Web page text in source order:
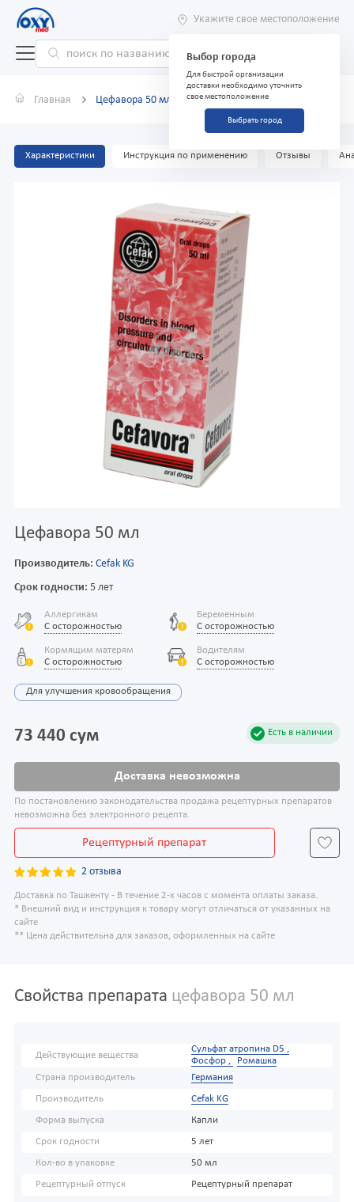
Укажите свое местоположение
Выбор города
Для быстрой организации
доставки необходимо уточнить
свое местоположение
Выбрать город
Главная Цефавора 50 мл
Характеристики Инструкция по применению Отзывы
Цефавора 50 мл
Производитель: Cefak KG
Срок годности: 5 лет
Аллергикам
С осторожностью
Беременным
С осторожностью
Кормящим матерям
С осторожностью
Водителям
С осторожностью
Для улучшения кровообращения
Есть в наличии
73 440 сум
Доставка невозможна
По постановлению законодательства продажа рецептурных препаратов
невозможна без электронного рецепта.
Рецептурный препарат
2 отзыва
Доставка по Ташкенту - В течение 2-х часов с момента оплаты заказа.
* Внешний вид и инструкция к товару могут отличаться от указанных на
сайте
** Цена действительна для заказов, оформленных на сайте
Свойства препарата цефавора 50 мл
Действующие вещества
Сульфат атропина D5 ,
Фосфор ,
Ромашка
Страна производитель
Германия
Производитель Cefak KG
Форма выпуска Капли
Срок годности 5 лет
Кол-во в упаковке 50 мл
Рецептурный отпуск Рецептурный препарат